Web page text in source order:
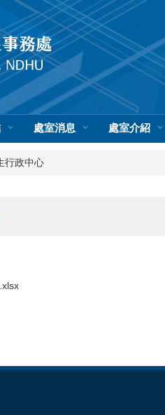
處室消息 處室介紹
行政中心